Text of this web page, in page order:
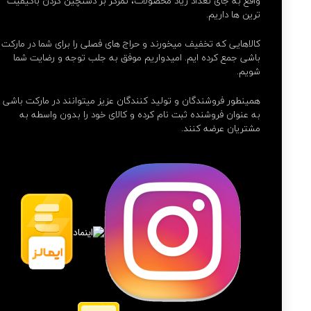
ترین ها داریم.
کالاهایی که تخفیف میخورند و حراج های فصلی را برای شما در مارکت
باشی جمع کرده ایم. امیدواریم موفق به جلب توجه و رضایت شما
شویم.
همینطور فروشندگان و تولید کنندگان عزیز میتوانند در مارکت باشی
به عنوان فروشنده ثبت نام کرده و کالای خود را بدون واسطه به
مشتریان عرضه کنند.